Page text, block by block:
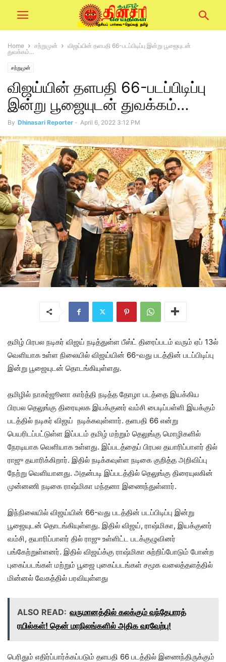
Home சற்றுமுன்
விஜய்யின் தளபதி 66-படப்பிடிப்பு இன்று பூஜையுடன்
துவக்கம்…
சற்றுமுன்
விஜய்யின் தளபதி 66-படப்பிடிப்பு
இன்று பூஜையுடன் துவக்கம்…
By Dhinasari Reporter - April 6, 2022 3:12 PM
தமிழ் பிரபல நடிகர் விஜய் நடித்துள்ள பீஸ்ட் திரைப்படம் வரும் ஏப் 13ல்
வெளியாக உள்ள நிலையில் விஜய்யின் 66-வது படத்தின் படப்பிடிப்பு
இன்று பூஜையுடன் தொடங்கியுள்ளது.
தமிழில் நாகர்ஜூனா கார்த்தி நடித்த தோழா படத்தை இயக்கிய
பிரபல தெலுங்கு திரையுலக இயக்குனர் வம்சி பைடிப்பள்ளி இயக்கும்
படத்தில் நடிகர் விஜய் நடிக்கவுள்ளார். தளபதி 66 என்று
பெயரிடப்பட்டுள்ள இப்படம் தமிழ் மற்றும் தெலுங்கு மொழிகளில்
நேரடியாக வெளியாக உள்ளது. இப்படத்தைப் பிரபல தயாரிப்பாளர் தில்
ராஜு தயாரிக்கிறார். இதில் நடிக்கவுள்ள நடிகை குறித்த அறிவிப்பு
நேற்று வெளியானது. அதன்படி இப்படத்தில் தெலுங்கு திரையுலகின்
முன்னணி நடிகை ராஷ்மிகா மந்தனா இணைந்துள்ளார்.
இந்நிலையில் விஜய்யின் 66-வது படத்தின் படப்பிடிப்பு இன்று
பூஜையுடன் தொடங்கியுள்ளது. இதில் விஜய், ராஷ்மிகா, இயக்குனர்
வம்சி, தயாரிப்பாளர் தில் ராஜு உள்ளிட்ட படக்குழுவினர்
பங்கேற்றுள்ளனர். இதில் விஜய்க்கு ராஷ்மிகா சுற்றிப்போடும் போன்ற
புகைப்படங்கள் மற்றும் பூஜை புகைப்படங்கள் சமூக வலைத்தளத்தில்
மின்னல் வேகத்தில் பரவியுள்ளது
ALSO READ: வருமானத்தில் கலக்கும் வந்தேபாரத்
ரயில்கள்! தென் மாநிலங்களில் அதிக வரவேற்பு!
பெரிதும் எதிர்ப்பார்க்கப்படும் தளபதி 66 படத்தில் இணைந்திருக்கும்